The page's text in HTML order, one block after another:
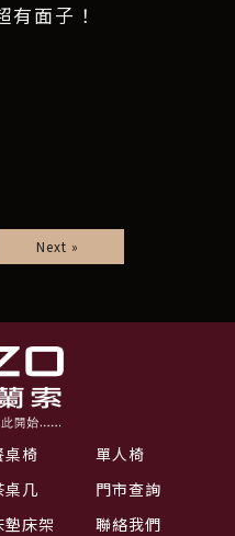
面子！
Next »
桌椅
單人椅
桌几
門市查詢
墊床架
聯絡我們